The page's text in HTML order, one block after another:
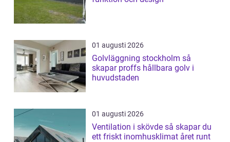
01 augusti 2026
Golvläggning stockholm så
skapar proffs hållbara golv i
huvudstaden
01 augusti 2026
Ventilation i skövde så skapar du
ett friskt inomhusklimat året runt